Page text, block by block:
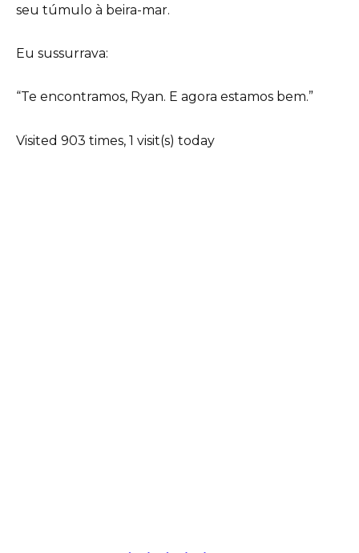
seu túmulo à beira-mar.
Eu sussurrava:
“Te encontramos, Ryan. E agora estamos bem.”
Visited 903 times, 1 visit(s) today